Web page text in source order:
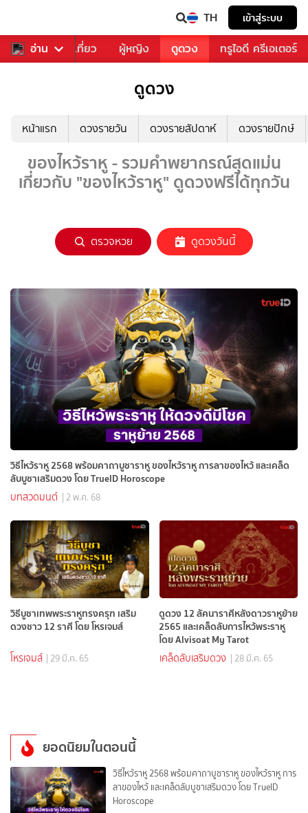
TH เข้าสู่ระบบ
อ่าน
อาหาร ท่องเที่ยว ผู้หญิง ดูดวง ทรูไอดี ครีเอเตอร์
ดูดวง
หน้าแรก ดวงรายวัน ดวงรายสัปดาห์ ดวงรายปักษ์
ของไหว้ราหู - รวมคำพยากรณ์สุดแม่น
เกี่ยวกับ "ของไหว้ราหู" ดูดวงฟรีได้ทุกวัน
ตรวจหวย ดูดวงวันนี้
วิธีไหว้ราหู 2568 พร้อมคาถาบูชาราหู ของไหว้ราหู การลาของไหว้ และเคล็ด
ลับบูชาเสริมดวง โดย TrueID Horoscope
บทสวดมนต์ | 2 พ.ค. 68
วิธีบูชาเทพพระราหูทรงครุฑ เสริม
ดวงชาว 12 ราศี โดย โหรเจมส์
โหรเจมส์ | 29 มี.ค. 65
ดูดวง 12 ลัคนาราศีหลังดาวราหูย้าย
2565 และเคล็ดลับการไหว้พระราหู
โดย Alvisoat My Tarot
เคล็ดลับเสริมดวง | 28 มี.ค. 65
ยอดนิยมในตอนนี้
วิธีไหว้ราหู 2568 พร้อมคาถาบูชาราหู ของไหว้ราหู การ
ลาของไหว้ และเคล็ดลับบูชาเสริมดวง โดย TrueID
Horoscope